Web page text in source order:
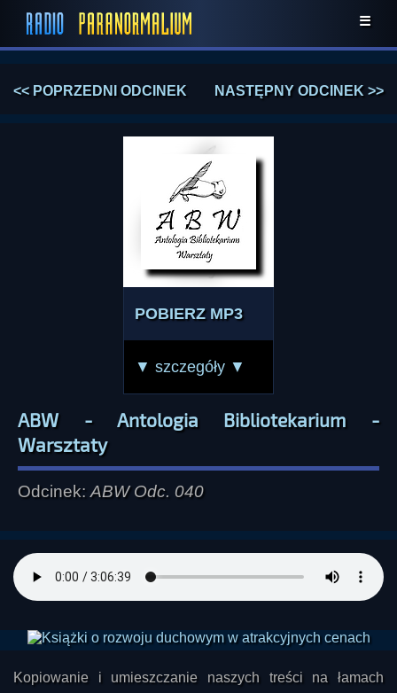
☰
<< POPRZEDNI ODCINEK NASTĘPNY ODCINEK >>
POBIERZ MP3
▼ szczegóły ▼
ABW - Antologia Bibliotekarium -
Warsztaty
Odcinek: ABW Odc. 040
Kopiowanie i umieszczanie naszych treści na łamach